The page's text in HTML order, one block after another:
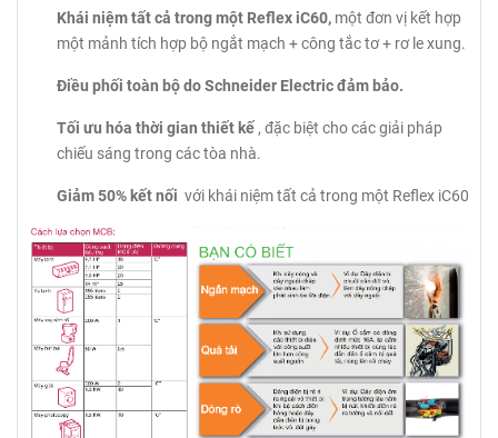
Khái niệm tất cả trong một Reflex iC60, một đơn vị kết hợp
một mảnh tích hợp bộ ngắt mạch + công tắc tơ + rơ le xung.
Điều phối toàn bộ do Schneider Electric đảm bảo.
Tối ưu hóa thời gian thiết kế , đặc biệt cho các giải pháp
chiếu sáng trong các tòa nhà.
Giảm 50% kết nối với khái niệm tất cả trong một Reflex iC60